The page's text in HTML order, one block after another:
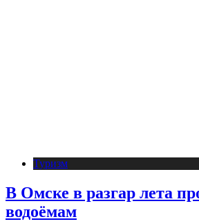
Туризм
В Омске в разгар лета
водоёмам